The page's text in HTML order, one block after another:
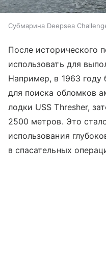
Субмарина Deepsea
После исторического
использовать для
Например, в 1963 году
для поиска обломков
лодки USS Thresher,
2500 метров. Это
использования
в спасательных